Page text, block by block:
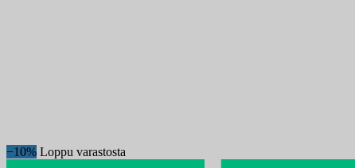
−10% Loppu varastosta